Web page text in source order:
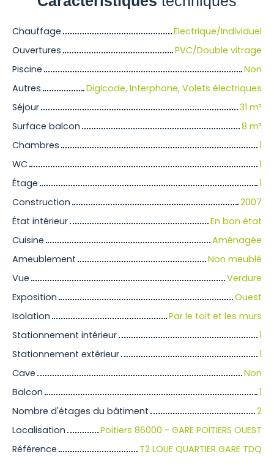
Chauffage
Electrique/Individuel
Ouvertures
PVC/Double vitrage
Piscine
Non
Autres
Digicode, Interphone, Volets électriques
Séjour
31 m²
Surface balcon
8 m²
Chambres
1
WC
1
Étage
1
Construction
2007
État intérieur
En bon état
Cuisine
Aménagée
Ameublement
Non meublé
Vue
Verdure
Exposition
Ouest
Isolation
Par le toit et les murs
Stationnement intérieur
1
Stationnement extérieur
1
Cave
Non
Balcon
1
Nombre d'étages du bâtiment
2
Localisation
Poitiers 86000 - GARE POITIERS OUEST
Référence
T2 LOUE QUARTIER GARE TDQ